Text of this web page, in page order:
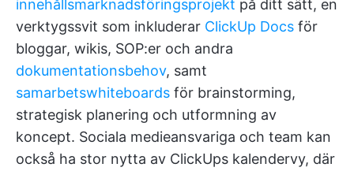
innehållsmarknadsföringsprojekt på ditt sätt, en
verktygssvit som inkluderar ClickUp Docs för
bloggar, wikis, SOP:er och andra
dokumentationsbehov, samt
samarbetswhiteboards för brainstorming,
strategisk planering och utformning av
koncept. Sociala medieansvariga och team kan
också ha stor nytta av ClickUps kalendervy, där